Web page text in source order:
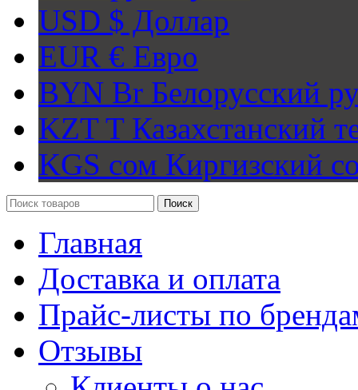
USD $ Доллар
EUR € Евро
BYN Br Белорусский
KZT TКазахстанский
KGS сом Киргизский
Поиск
Главная
Доставка и оплата
Прайс-листы по
Отзывы